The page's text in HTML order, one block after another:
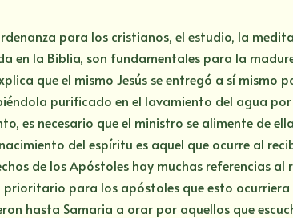
para los cristianos, el estudio, la
en la Biblia, son fundamentales para la
que el mismo Jesús se entregó a sí mismo
purificado en el lavamiento del agua por
es necesario que el ministro se alimente de
del espíritu es aquel que ocurre al
de los Apóstoles hay muchas referencias al
prioritario para los apóstoles que esto ocurriera
hasta Samaria a orar por aquellos que